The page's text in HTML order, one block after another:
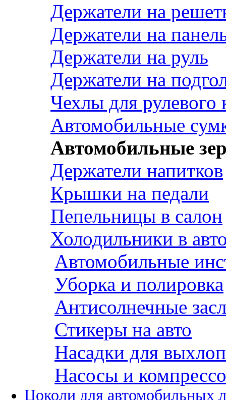
Держатели на
Держатели на
Держатели на руль
Держатели на
Чехлы для рулевого
Автомобильные
Автомобильные
Держатели напитков
Крышки на педали
Пепельницы в салон
Холодильники в
Автомобильные
Уборка и полировка
Антисолнечные
Стикеры на авто
Насадки для
Насосы и
Цоколи для автомобильных